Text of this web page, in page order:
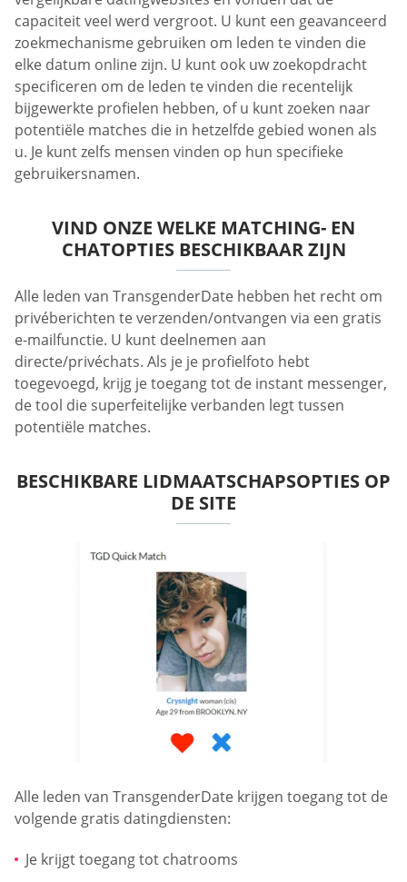
capaciteit veel werd vergroot. U kunt een geavanceerd
zoekmechanisme gebruiken om leden te vinden die
elke datum online zijn. U kunt ook uw zoekopdracht
specificeren om de leden te vinden die recentelijk
bijgewerkte profielen hebben, of u kunt zoeken naar
potentiële matches die in hetzelfde gebied wonen als
u. Je kunt zelfs mensen vinden op hun specifieke
gebruikersnamen.
VIND ONZE WELKE MATCHING- EN
CHATOPTIES BESCHIKBAAR ZIJN
Alle leden van TransgenderDate hebben het recht om
privéberichten te verzenden/ontvangen via een gratis
e-mailfunctie. U kunt deelnemen aan
directe/privéchats. Als je je profielfoto hebt
toegevoegd, krijg je toegang tot de instant messenger,
de tool die superfeitelijke verbanden legt tussen
potentiële matches.
BESCHIKBARE LIDMAATSCHAPSOPTIES OP
DE SITE
Alle leden van TransgenderDate krijgen toegang tot de
volgende gratis datingdiensten:
Je krijgt toegang tot chatrooms